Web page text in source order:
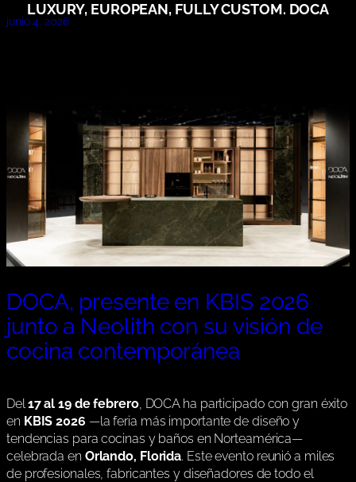
LUXURY, EUROPEAN, FULLY CUSTOM. DOCA
junio 4, 2026
DOCA, presente en KBIS 2026
junto a Neolith con su visión de
cocina contemporánea
Del 17 al 19 de febrero, DOCA ha participado con gran éxito
en KBIS 2026 —la feria más importante de diseño y
tendencias para cocinas y baños en Norteamérica—
celebrada en Orlando, Florida. Este evento reunió a miles
de profesionales, fabricantes y diseñadores de todo el